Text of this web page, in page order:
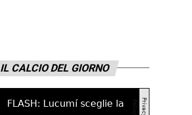
IL CALCIO DEL GIORNO